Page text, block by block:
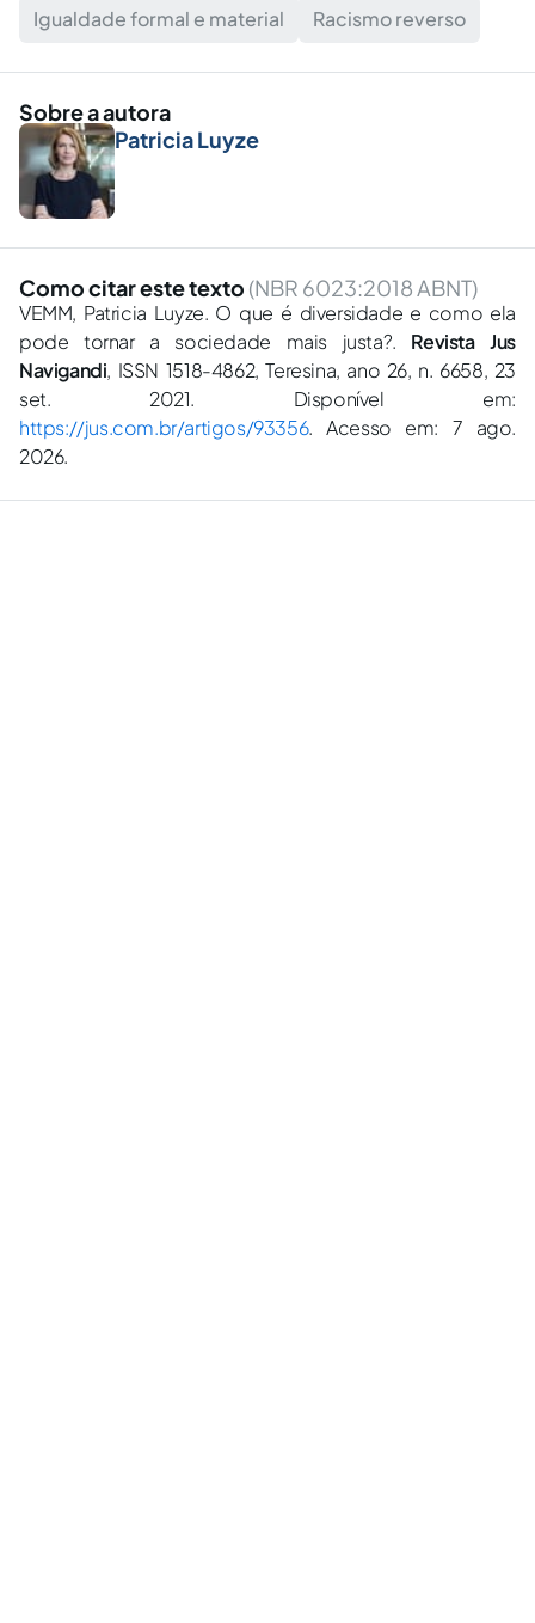
Igualdade formal e material
Racismo reverso
Sobre a autora
Patricia Luyze
Como citar este texto (NBR 6023:2018 ABNT)
VEMM, Patricia Luyze. O que é diversidade e como ela
pode tornar a sociedade mais justa?. Revista Jus
Navigandi, ISSN 1518-4862, Teresina, ano 26, n. 6658, 23
set. 2021. Disponível em:
https://jus.com.br/artigos/93356. Acesso em: 7 ago.
2026.